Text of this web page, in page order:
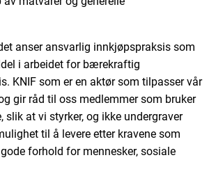
anser ansvarlig innkjøpspraksis som
i arbeidet for bærekraftig
KNIF som er en aktør som tilpasser vår
gir råd til oss medlemmer som bruker
slik at vi styrker, og ikke undergraver
til å levere etter kravene som
forhold for mennesker, sosiale